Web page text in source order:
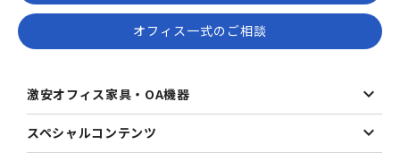
オフィス一式のご相談
激安オフィス家具・OA機器
スペシャルコンテンツ